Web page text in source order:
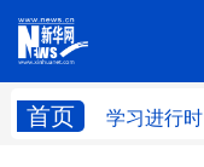
首页 学习进行时